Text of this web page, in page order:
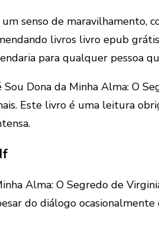
senso de maravilhamento,
livros livro epub
para qualquer pessoa
Dona da Minha Alma: O
Este livro é uma leitura
Alma: O Segredo de
do diálogo ocasionalmente